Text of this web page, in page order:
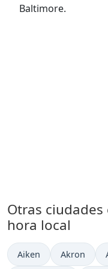
Baltimore.
Otras ciudades
hora local
Hora actual en
Aiken Hora
Akron